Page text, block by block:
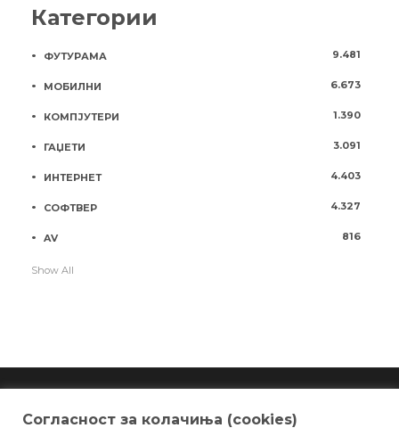
Категории
ФУТУРАМА 9.481
МОБИЛНИ 6.673
КОМПЈУТЕРИ 1.390
ГАЏЕТИ 3.091
ИНТЕРНЕТ 4.403
СОФТВЕР 4.327
AV 816
Show All
Согласност за колачиња (cookies)